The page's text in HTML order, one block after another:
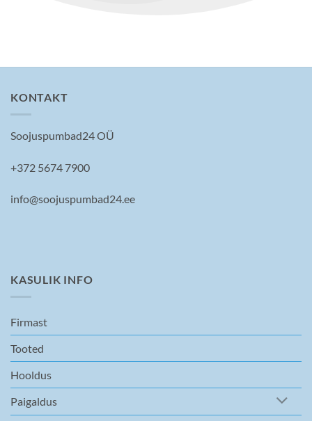
KONTAKT
Soojuspumbad24 OÜ
+372 5674 7900
info@soojuspumbad24.ee
KASULIK INFO
Firmast
Tooted
Hooldus
Paigaldus